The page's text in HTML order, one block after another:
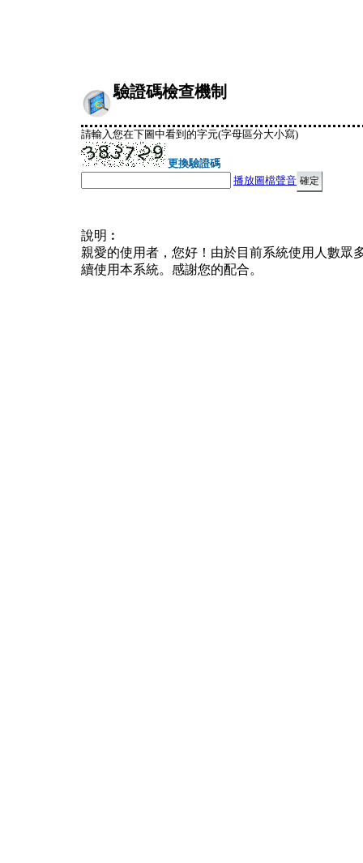
驗證碼檢查機制
請輸入您在下圖中看到的字元(字母區分大小寫)
更換驗證碼
播放圖檔聲音
說明︰
親愛的使用者，您好！由於目前系統使用人數眾
續使用本系統。感謝您的配合。